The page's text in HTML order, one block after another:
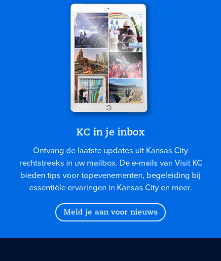
KC in je inbox
Ontvang de laatste updates uit Kansas City
rechtstreeks in uw mailbox. De e-mails van Visit KC
bieden tips voor topevenementen, begeleiding bij
essentiële ervaringen in Kansas City en meer.
Meld je aan voor nieuws